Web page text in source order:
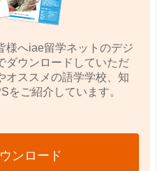
様へiae留学ネットのデジ
ダウンロードしていただ
オススメの語学学校、知
をご紹介しています。
ンロード